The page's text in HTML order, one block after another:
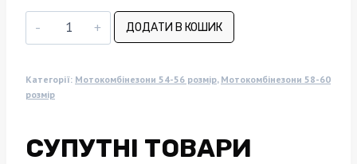
Мотокомбінезон
BMW
кількість
ДОДАТИ В КОШИК
Категорії: Мотокомбінезони 54-56 розмір, Мотокомбінезони 58-60
розмір
СУПУТНІ ТОВАРИ